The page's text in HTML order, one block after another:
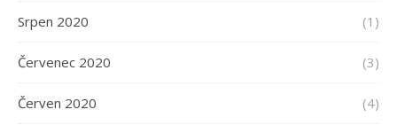
Srpen 2020 (1)
Červenec 2020 (3)
Červen 2020 (4)